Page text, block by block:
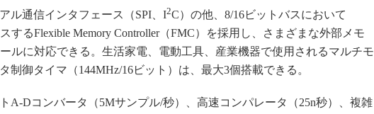
IoT時代の無線規格を知る【Z-Wave
編】
ル通信インタフェース（SPI、I2C）の他、8/16ビットバスにおいて
するFlexible Memory Controller（FMC）を採用し、さまざまな外部メモ
ルに対応できる。生活家電、電動工具、産業機器で使用されるマルチモ
制御タイマ（144MHz/16ビット）は、最大3個搭載できる。
A-Dコンバータ（5Mサンプル/秒）、高速コンパレータ（25n秒）、複雑